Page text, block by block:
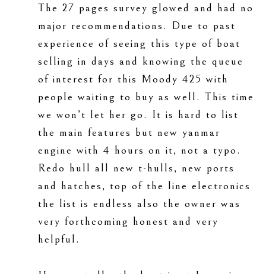
The 27 pages survey glowed and had no
major recommendations. Due to past
experience of seeing this type of boat
selling in days and knowing the queue
of interest for this Moody 425 with
people waiting to buy as well. This time
we won’t let her go. It is hard to list
the main features but new yanmar
engine with 4 hours on it, not a typo.
Redo hull all new t-hulls, new ports
and hatches, top of the line electronics
the list is endless also the owner was
very forthcoming honest and very
helpful.